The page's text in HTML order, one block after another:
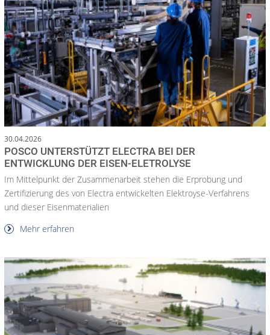
30.04.2026
POSCO UNTERSTÜTZT ELECTRA BEI DER
ENTWICKLUNG DER EISEN-ELETROLYSE
Im Mittelpunkt der Zusammenarbeit stehen die Erprobung und
Zertifizierung des von Electra entwickelten Elektroyse-Verfahrens
und dieser Eisenmaterialien
Mehr erfahren